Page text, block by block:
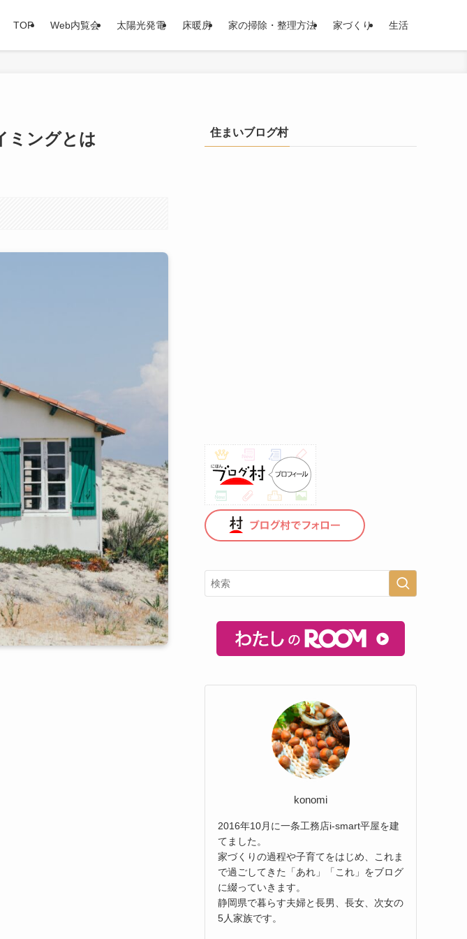
TOP Web内覧会 太陽光発電 床暖房 家の掃除・整理方法 家づくり 生活
ミングとは 住まいブログ村
konomi
2016年10月に一条工務店i-smart平屋を建
てました。
家づくりの過程や子育てをはじめ、これま
で過ごしてきた「あれ」「これ」をブログ
に綴っていきます。
静岡県で暮らす夫婦と長男、長女、次女の
5人家族です。